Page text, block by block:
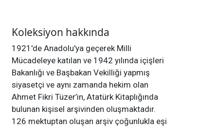
Koleksiyon hakkında
1921'de Anadolu'ya geçerek Milli
Mücadeleye katılan ve 1942 yılında içişleri
Bakanlığı ve Başbakan Vekilliği yapmış
siyasetçi ve aynı zamanda hekim olan
Ahmet Fikri Tüzer’in, Atatürk Kitaplığında
bulunan kişisel arşivinden oluşmaktadır.
126 mektuptan oluşan arşiv çoğunlukla eşi